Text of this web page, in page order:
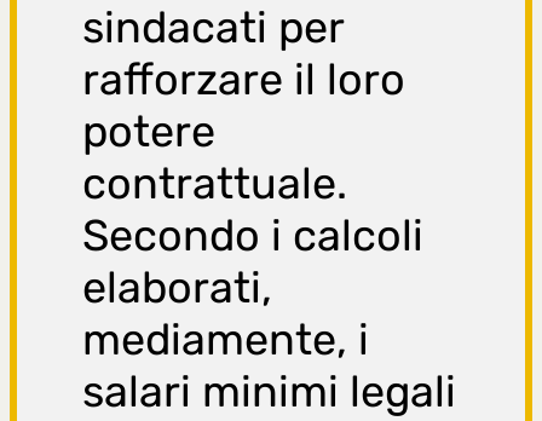
sindacati per
rafforzare il loro
potere
contrattuale.
Secondo i calcoli
elaborati,
mediamente, i
salari minimi legali